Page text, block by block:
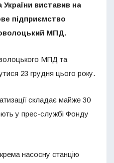
виставив на
підприємство
МПД.
МПД та
23 грудня цього року.
складає майже 30
у прес-службі Фонду
насосну станцію